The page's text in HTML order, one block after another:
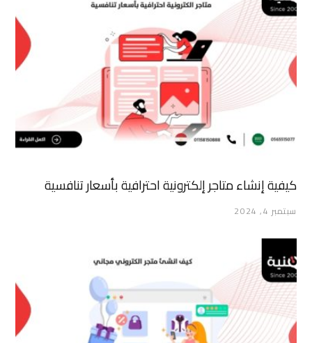
كيفية إنشاء متاجر إلكترونية احترافية بأسعار تنافسية
سبتمبر 4, 2024